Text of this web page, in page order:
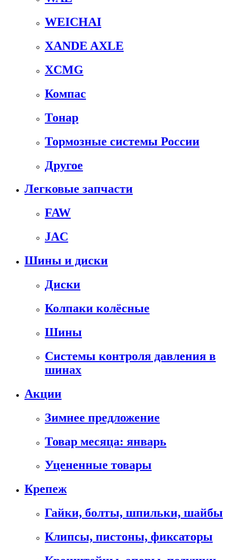
WEICHAI
XANDE AXLE
XCMG
Компас
Тонар
Тормозные системы России
Другое
Легковые запчасти
FAW
JAC
Шины и диски
Диски
Колпаки колёсные
Шины
Системы контроля давления в
шинах
Акции
Зимнее предложение
Товар месяца: январь
Уцененные товары
Крепеж
Гайки, болты, шпильки, шайбы
Клипсы, пистоны, фиксаторы